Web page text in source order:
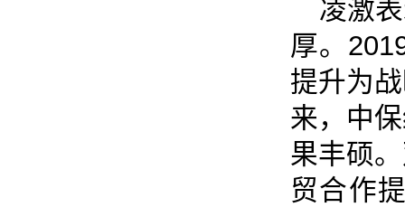
凌激
厚。
提升为
来，中
果丰硕
贸合作